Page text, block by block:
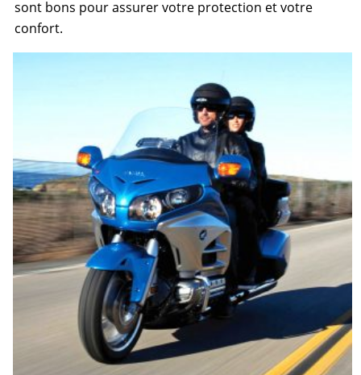
sont bons pour assurer votre protection et votre
confort.